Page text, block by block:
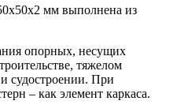
мм выполнена из
опорных, несущих
тяжелом
судостроении. При
– как элемент каркаса.